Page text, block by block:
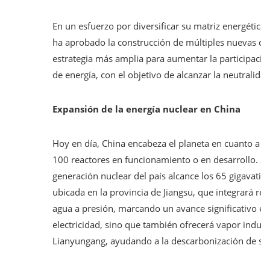
En un esfuerzo por diversificar su matriz
ha aprobado la construcción de múltiples
estrategia más amplia para aumentar la
de energía, con el objetivo de alcanzar la
Expansión de la energía nuclear en China
Hoy en día, China encabeza el planeta en cuanto
100 reactores en funcionamiento o en
generación nuclear del país alcance los 65
ubicada en la provincia de Jiangsu, que
agua a presión, marcando un avance
electricidad, sino que también ofrecerá vapor
Lianyungang, ayudando a la descarbonización